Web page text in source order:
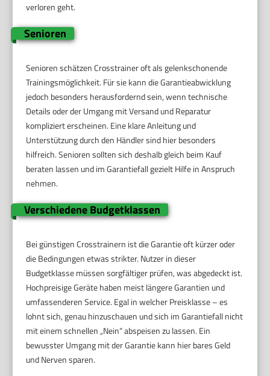
verloren geht.
Senioren
Senioren schätzen Crosstrainer oft als gelenkschonende
Trainingsmöglichkeit. Für sie kann die Garantieabwicklung
jedoch besonders herausfordernd sein, wenn technische
Details oder der Umgang mit Versand und Reparatur
kompliziert erscheinen. Eine klare Anleitung und
Unterstützung durch den Händler sind hier besonders
hilfreich. Senioren sollten sich deshalb gleich beim Kauf
beraten lassen und im Garantiefall gezielt Hilfe in Anspruch
nehmen.
Verschiedene Budgetklassen
Bei günstigen Crosstrainern ist die Garantie oft kürzer oder
die Bedingungen etwas strikter. Nutzer in dieser
Budgetklasse müssen sorgfältiger prüfen, was abgedeckt ist.
Hochpreisige Geräte haben meist längere Garantien und
umfassenderen Service. Egal in welcher Preisklasse – es
lohnt sich, genau hinzuschauen und sich im Garantiefall nicht
mit einem schnellen „Nein“ abspeisen zu lassen. Ein
bewusster Umgang mit der Garantie kann hier bares Geld
und Nerven sparen.